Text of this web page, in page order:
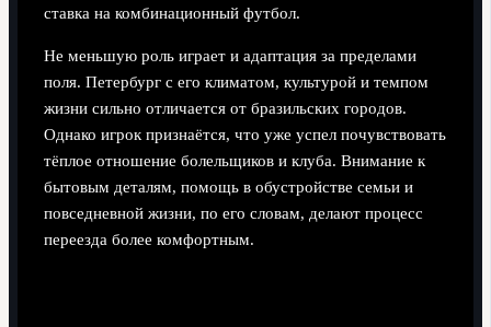
ставка на комбинационный футбол.
Не меньшую роль играет и адаптация за пределами
поля. Петербург с его климатом, культурой и темпом
жизни сильно отличается от бразильских городов.
Однако игрок признаётся, что уже успел почувствовать
тёплое отношение болельщиков и клуба. Внимание к
бытовым деталям, помощь в обустройстве семьи и
повседневной жизни, по его словам, делают процесс
переезда более комфортным.